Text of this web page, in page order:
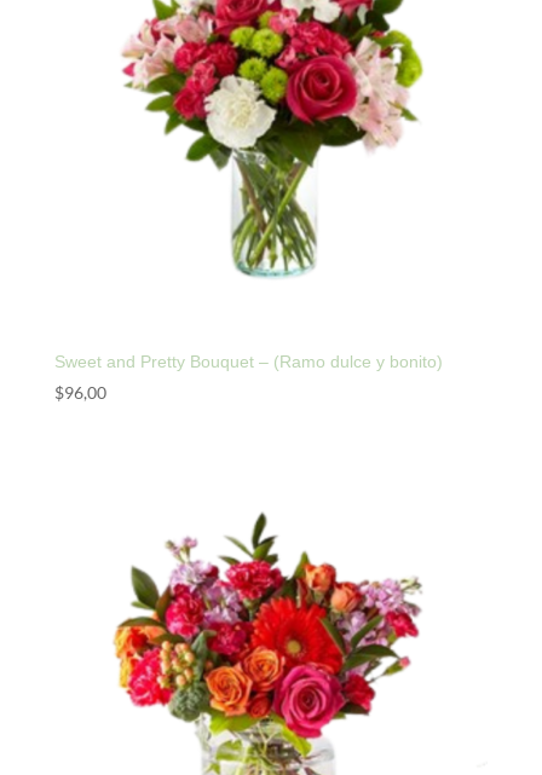
Sweet and Pretty Bouquet – (Ramo dulce y bonito)
$96,00